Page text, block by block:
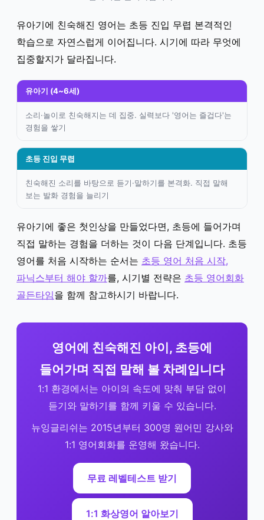
유아기에 친숙해진 영어는 초등 진입 무렵 본격적인
학습으로 자연스럽게 이어집니다. 시기에 따라 무엇에
집중할지가 달라집니다.
유아기 (4~6세)
소리·놀이로 친숙해지는 데 집중. 실력보다 '영어는 즐겁다'는
경험을 쌓기
초등 진입 무렵
친숙해진 소리를 바탕으로 듣기·말하기를 본격화. 직접 말해
보는 발화 경험을 늘리기
유아기에 좋은 첫인상을 만들었다면, 초등에 들어가며
직접 말하는 경험을 더하는 것이 다음 단계입니다. 초등
영어를 처음 시작하는 순서는 초등 영어 처음 시작,
파닉스부터 해야 할까를, 시기별 전략은 초등 영어회화
골든타임을 함께 참고하시기 바랍니다.
영어에 친숙해진 아이, 초등에
들어가며 직접 말해 볼 차례입니다
1:1 환경에서는 아이의 속도에 맞춰 부담 없이
듣기와 말하기를 함께 키울 수 있습니다.
뉴잉글리쉬는 2015년부터 300명 원어민 강사와
1:1 영어회화를 운영해 왔습니다.
무료 레벨테스트 받기
1:1 화상영어 알아보기